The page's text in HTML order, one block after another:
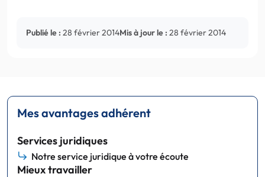
Publié le : 28 février 2014Mis à jour le : 28 février 2014
Mes avantages adhérent
Services juridiques
Notre service juridique à votre écoute
Mieux travailler